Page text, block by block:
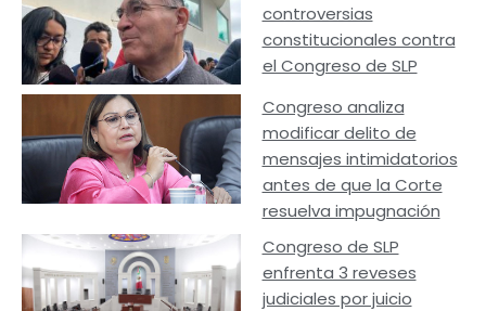
controversias
constitucionales contra
el Congreso de SLP
Congreso analiza
modificar delito de
mensajes intimidatorios
antes de que la Corte
resuelva impugnación
Congreso de SLP
enfrenta 3 reveses
judiciales por juicio